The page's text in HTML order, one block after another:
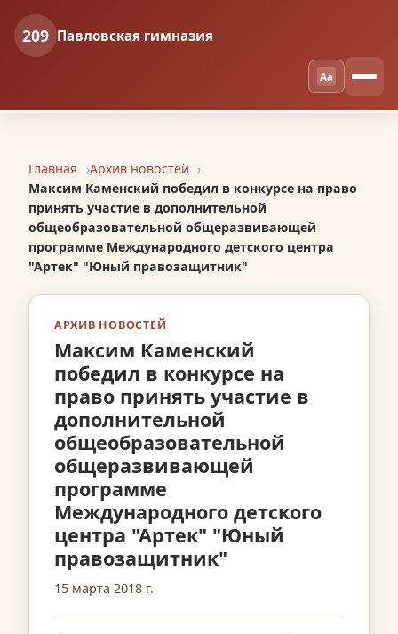
209 Павловская гимназия
Aa
Главная
Архив новостей
Максим Каменский победил в конкурсе на право
принять участие в дополнительной
общеобразовательной общеразвивающей
программе Международного детского центра
"Артек" "Юный правозащитник"
АРХИВ НОВОСТЕЙ
Максим Каменский
победил в конкурсе на
право принять участие в
дополнительной
общеобразовательной
общеразвивающей
программе
Международного детского
центра "Артек" "Юный
правозащитник"
15 марта 2018 г.